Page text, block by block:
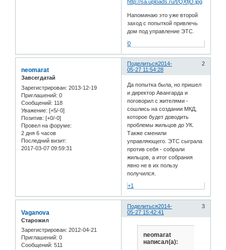
Напоминаю это уже второй
заход с попыткой привлечь
дом под управление ЭТС.
0
Поделиться 2
2014-
05-27 11:54:28
neomarat
Завсегдатай
Зарегистрирован: 2013-12-19
Приглашений: 0
Сообщений: 118
Уважение: [+5/-0]
Позитив: [+0/-0]
Провел на форуме:
2 дня 6 часов
Последний визит:
2017-03-07 09:59:31
Да попытка была, но пришел
и директор Авангарда и
поговорил с жителями -
сошлись на создании МКД,
которое будет доводить
проблемы жильцов до УК.
Также сменили
управляющего. ЭТС сыграла
против себя - собрали
жильцов, а итог собрания
явно не в их пользу
получился.
+1
Поделиться 3
2014-
05-27 15:42:41
Vaganova
Старожил
Зарегистрирован: 2012-04-21
Приглашений: 0
Сообщений: 511
neomarat
написал(а):